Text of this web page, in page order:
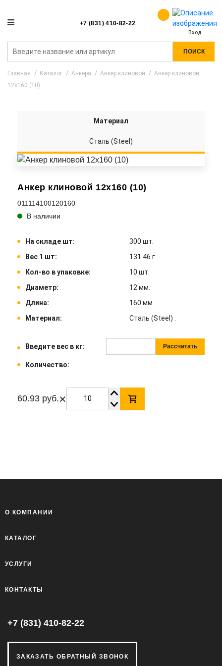
+7 (831) 410-82-22
Вход
ПОИСК
Главная Каталог Анкера Анкер клиновой
Анкер клиновой
12x160 (10)
Анкер клиновой 12x160 (10)
011114100120160
В наличии
На складе шт:
300 шт.
Вес 1 шт:
131.46 г.
Кол-во в упаковке:
10 шт.
Диаметр:
12 мм.
Длина:
160 мм.
Материал:
Сталь (Steel) .
Введите вес в кг: Рассчитать
Количество:
60.93 руб.×
Материал
Сталь (Steel)
О КОМПАНИИ
КАТАЛОГ
УСЛУГИ
КОНТАКТЫ
+7 (831) 410-82-22
ЗАКАЗАТЬ ОБРАТНЫЙ ЗВОНОК